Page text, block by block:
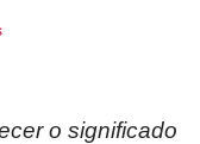
o significado